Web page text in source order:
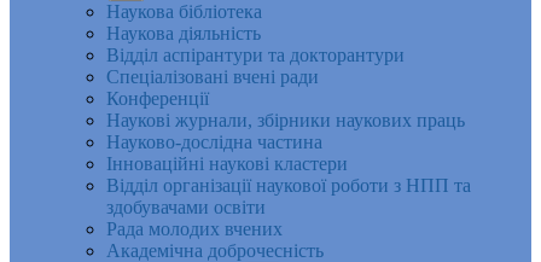
Наукова бібліотека
Наукова діяльність
Відділ аспірантури та докторантури
Спеціалізовані вчені ради
Конференції
Наукові журнали, збірники наукових праць
Науково-дослідна частина
Інноваційні наукові кластери
Відділ організації наукової роботи з НПП та
здобувачами освіти
Рада молодих вчених
Академічна доброчесність